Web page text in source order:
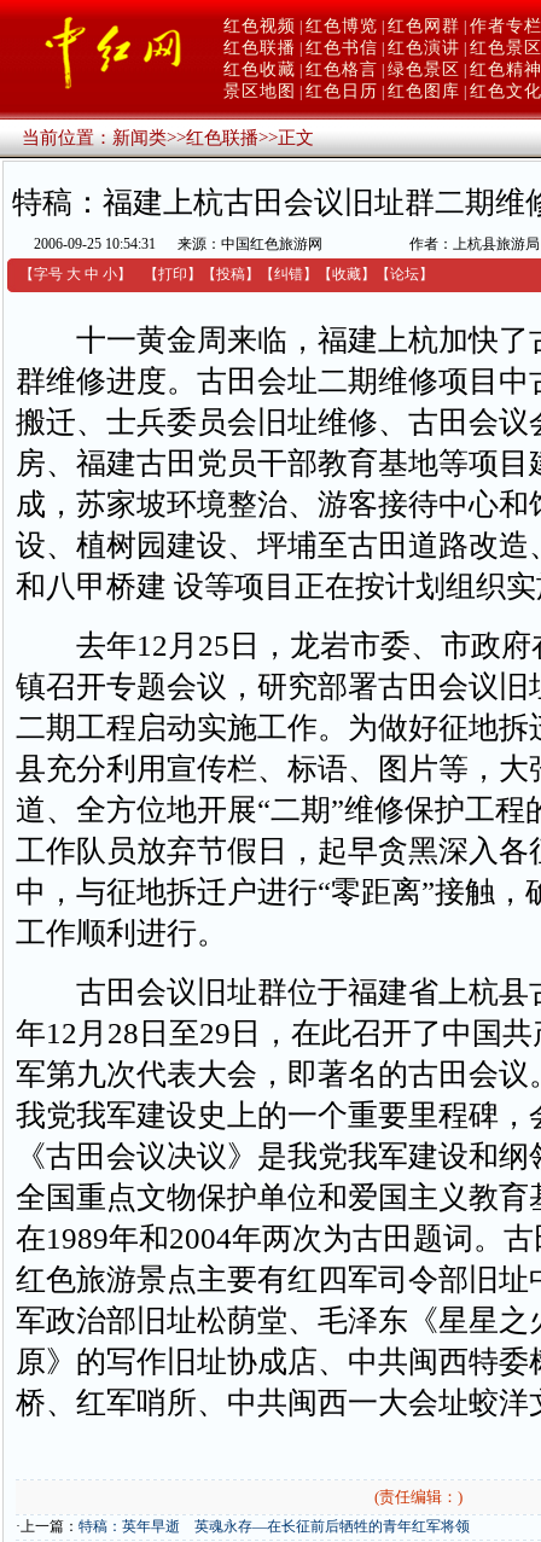
红色视频 红色博览 红色网群 作者专栏
红色联播 红色书信 红色演讲 红色景区
红色收藏 红色格言 绿色景区
红色精神
景区地图
红色日历 红色图库 红色文化
当前位置：新闻类>>红色联播>>正文
特稿：福建上杭古田会议旧址群二期维
2006-09-25 10:54:31 来源：中国红色旅游网
作者：上杭县旅游
【字号 大 中 小】 【打印 】 【投稿】 【纠错】 【收藏】 【论坛】
十一黄金周来临，福建上杭加快了
群维修进度。古田会址二期维修项目中
搬迁、士兵委员会旧址维修、古田会议
房、福建古田党员干部教育基地等项目
成，苏家坡环境整治、游客接待中心和
设、植树园建设、坪埔至古田道路改造
和八甲桥建 设等项目正在按计划组织
去年12月25日，龙岩市委、市政府
镇召开专题会议，研究部署古田会议旧
二期工程启动实施工作。为做好征地拆
县充分利用宣传栏、标语、图片等，大
道、全方位地开展“二期”维修保护工程
工作队员放弃节假日，起早贪黑深入各
中，与征地拆迁户进行“零距离”接触，
工作顺利进行。
古田会议旧址群位于福建省上杭县
年12月28日至29日，在此召开了中国
军第九次代表大会，即著名的古田会议
我党我军建设史上的一个重要里程碑，
《古田会议决议》是我党我军建设和
全国重点文物保护单位和爱国主义教育
在1989年和2004年两次为古田题词。
红色旅游景点主要有红四军司令部旧址
军政治部旧址松荫堂、毛泽东《星星之
原》的写作旧址协成店、中共闽西特委
桥、红军哨所、中共闽西一大会址蛟洋
(责任编辑：)
·上一篇： 特稿：英年早逝 英魂永存—在长征前后牺牲的青年红军将领